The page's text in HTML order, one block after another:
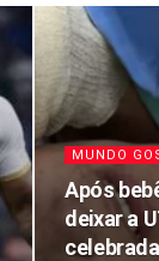
MUNDO
Após
deixar a